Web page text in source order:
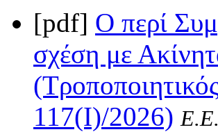
[pdf] Ο περί
σχέση με
117(I)/2026)